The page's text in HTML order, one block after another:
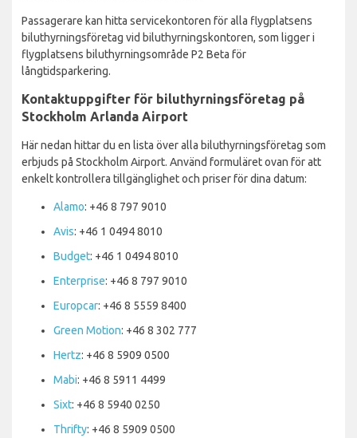
Passagerare kan hitta servicekontoren för alla flygplatsens
biluthyrningsföretag vid biluthyrningskontoren, som ligger i
flygplatsens biluthyrningsområde P2 Beta för
långtidsparkering.
Kontaktuppgifter för biluthyrningsföretag på
Stockholm Arlanda Airport
Här nedan hittar du en lista över alla biluthyrningsföretag som
erbjuds på Stockholm Airport. Använd formuläret ovan för att
enkelt kontrollera tillgänglighet och priser för dina datum:
Alamo: +46 8 797 9010
Avis: +46 1 0494 8010
Budget: +46 1 0494 8010
Enterprise: +46 8 797 9010
Europcar: +46 8 5559 8400
Green Motion: +46 8 302 777
Hertz: +46 8 5909 0500
Mabi: +46 8 5911 4499
Sixt: +46 8 5940 0250
Thrifty: +46 8 5909 0500